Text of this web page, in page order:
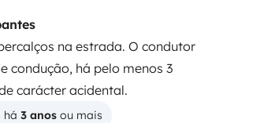
na estrada. O condutor
condução, há pelo menos 3
carácter acidental.
há 3 anos ou mais